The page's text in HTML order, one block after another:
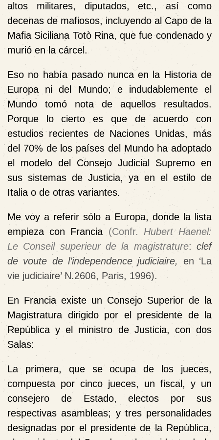
altos militares, diputados, etc., así como
decenas de mafiosos, incluyendo al Capo de la
Mafia Siciliana Totò Rina, que fue condenado y
murió en la cárcel.
Eso no había pasado nunca en la Historia de
Europa ni del Mundo; e indudablemente el
Mundo tomó nota de aquellos resultados.
Porque lo cierto es que de acuerdo con
estudios recientes de Naciones Unidas, más
del 70% de los países del Mundo ha adoptado
el modelo del Consejo Judicial Supremo en
sus sistemas de Justicia, ya en el estilo de
Italia o de otras variantes.
Me voy a referir sólo a Europa, donde la lista
empieza con Francia (Confr. Hubert Haenel:
Le Conseil superieur de la magistrature:clef
de voute de l’independence judiciaire, en ‘La
vie judiciaire’ N.2606, Paris, 1996).
En Francia existe un Consejo Superior de la
Magistratura dirigido por el presidente de la
República y el ministro de Justicia, con dos
Salas:
La primera, que se ocupa de los jueces,
compuesta por cinco jueces, un fiscal, y un
consejero de Estado, electos por sus
respectivas asambleas; y tres personalidades
designadas por el presidente de la República,